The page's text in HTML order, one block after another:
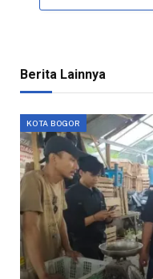
Berita Lainnya
KOTA BOGOR